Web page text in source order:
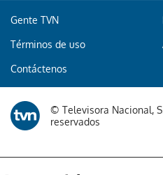
Gente TVN
Términos de uso
Contáctenos
© Televisora Nacional,
reservados